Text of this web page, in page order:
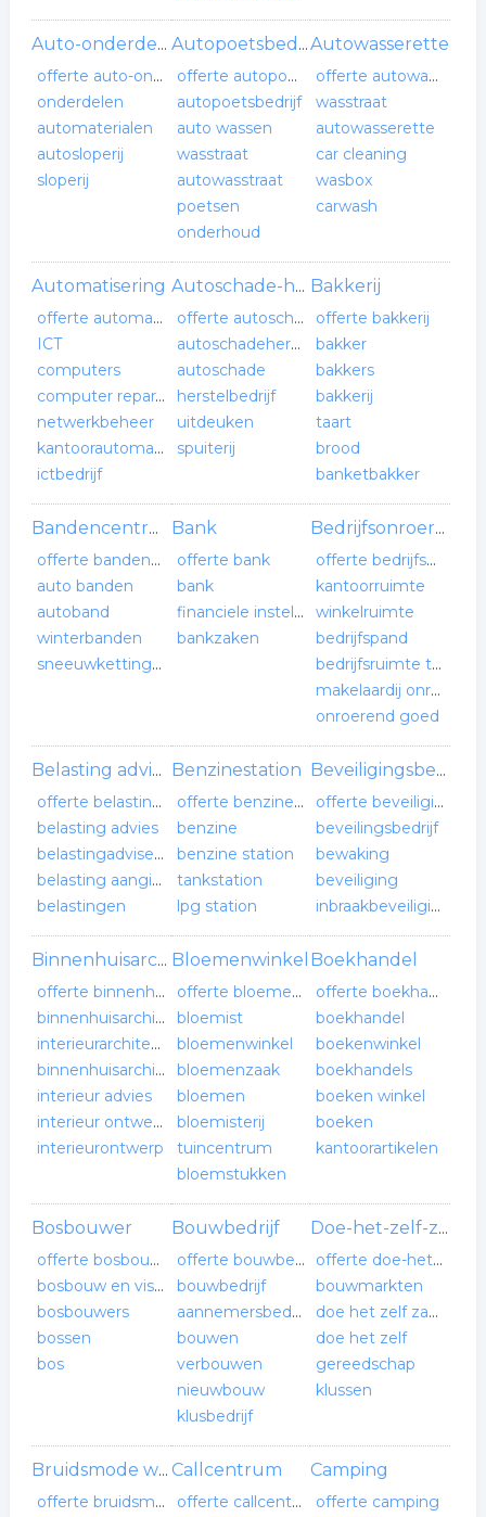
Auto-onderdelen leverancier
offerte auto-onderdelen leverancier
onderdelen
automaterialen
autosloperij
sloperij
Autopoetsbedrijf
offerte autopoetsbedrijf
autopoetsbedrijf
auto wassen
wasstraat
autowasstraat
poetsen
onderhoud
Autowasserette
offerte autowasserette
wasstraat
autowasserette
car cleaning
wasbox
carwash
Automatisering
offerte automatisering
ICT
computers
computer reparatie
netwerkbeheer
kantoorautomatisering
ictbedrijf
Autoschade-herstelbedrijf
offerte autoschade-herstelbedrijf
autoschadeherstelbedrijf
autoschade
herstelbedrijf
uitdeuken
spuiterij
Bakkerij
offerte bakkerij
bakker
bakkers
bakkerij
taart
brood
banketbakker
Bandencentrum
offerte bandencentrum
auto banden
autoband
winterbanden
sneeuwkettingen
Bank
offerte bank
bank
financiele instelling
bankzaken
Bedrijfsonroerend goed
offerte bedrijfsonroerend goed
kantoorruimte
winkelruimte
bedrijfspand
bedrijfsruimte te huur
makelaardij onroerend goed
onroerend goed
Belasting adviesbureau
offerte belasting adviesbureau
belasting advies
belastingadviseurs
belasting aangifte
belastingen
Benzinestation
offerte benzinestation
benzine
benzine station
tankstation
lpg station
Beveiligingsbedrijf
offerte beveiligingsbedrijf
beveilingsbedrijf
bewaking
beveiliging
inbraakbeveiliging
Binnenhuisarchitect
offerte binnenhuisarchitect
binnenhuisarchitect
interieurarchitect
binnenhuisarchitectuur
interieur advies
interieur ontwerp
interieurontwerp
Bloemenwinkel
offerte bloemenwinkel
bloemist
bloemenwinkel
bloemenzaak
bloemen
bloemisterij
tuincentrum
bloemstukken
Boekhandel
offerte boekhandel
boekhandel
boekenwinkel
boekhandels
boeken winkel
boeken
kantoorartikelen
Bosbouwer
offerte bosbouwer
bosbouw en visserij
bosbouwers
bossen
bos
Bouwbedrijf
offerte bouwbedrijf
bouwbedrijf
aannemersbedrijf
bouwen
verbouwen
nieuwbouw
klusbedrijf
Doe-het-zelf-zaak
offerte doe-het-zelf-zaak
bouwmarkten
doe het zelf zaken
doe het zelf
gereedschap
klussen
Bruidsmode winkel
offerte bruidsmode winkel
Callcentrum
offerte callcentrum
Camping
offerte camping